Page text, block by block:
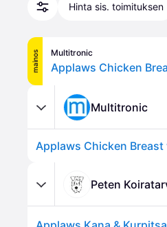
Hinta sis. toimituksen
mainos Multitronic
Multitronic
Peten